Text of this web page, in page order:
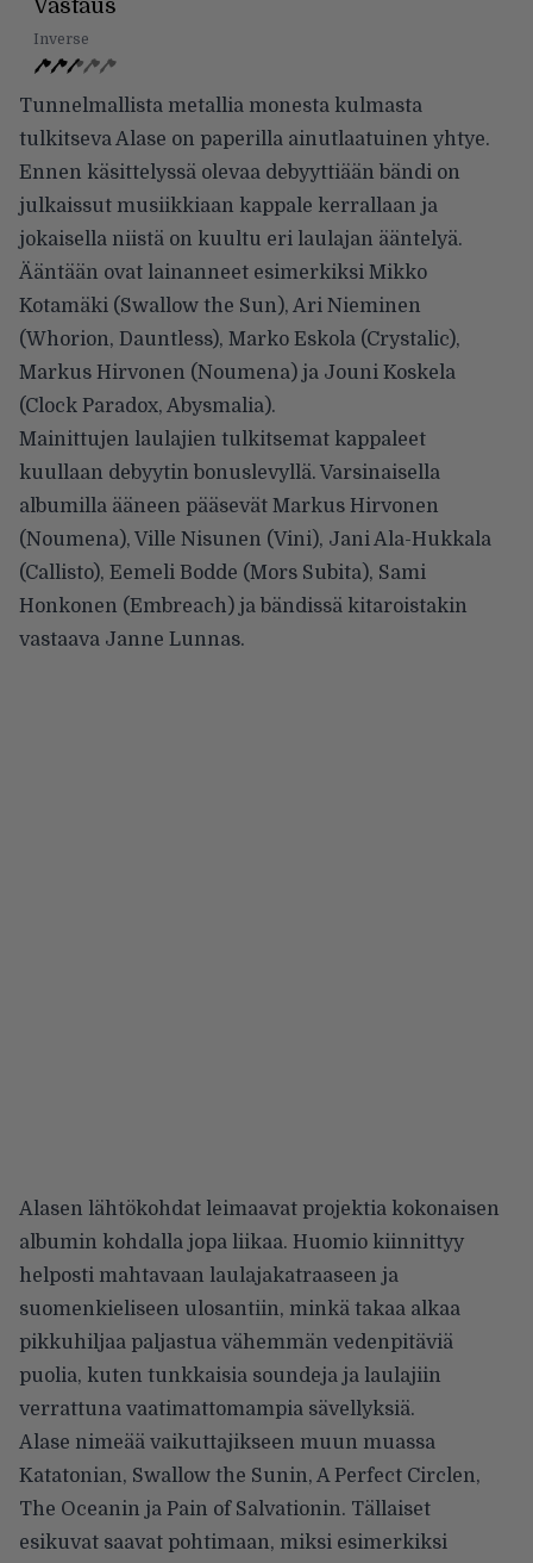
Vastaus
Inverse
Tunnelmallista metallia monesta kulmasta
tulkitseva Alase on paperilla ainutlaatuinen yhtye.
Ennen käsittelyssä olevaa debyyttiään bändi on
julkaissut musiikkiaan kappale kerrallaan ja
jokaisella niistä on kuultu eri laulajan ääntelyä.
Ääntään ovat lainanneet esimerkiksi Mikko
Kotamäki (Swallow the Sun), Ari Nieminen
(Whorion, Dauntless), Marko Eskola (Crystalic),
Markus Hirvonen (Noumena) ja Jouni Koskela
(Clock Paradox, Abysmalia).
Mainittujen laulajien tulkitsemat kappaleet
kuullaan debyytin bonuslevyllä. Varsinaisella
albumilla ääneen pääsevät Markus Hirvonen
(Noumena), Ville Nisunen (Vini), Jani Ala-Hukkala
(Callisto), Eemeli Bodde (Mors Subita), Sami
Honkonen (Embreach) ja bändissä kitaroistakin
vastaava Janne Lunnas.
Alasen lähtökohdat leimaavat projektia kokonaisen
albumin kohdalla jopa liikaa. Huomio kiinnittyy
helposti mahtavaan laulajakatraaseen ja
suomenkieliseen ulosantiin, minkä takaa alkaa
pikkuhiljaa paljastua vähemmän vedenpitäviä
puolia, kuten tunkkaisia soundeja ja laulajiin
verrattuna vaatimattomampia sävellyksiä.
Alase nimeää vaikuttajikseen muun muassa
Katatonian, Swallow the Sunin, A Perfect Circlen,
The Oceanin ja Pain of Salvationin. Tällaiset
esikuvat saavat pohtimaan, miksi esimerkiksi